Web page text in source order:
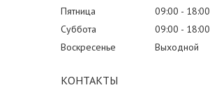
Пятница
09:00
18:00
Суббота
09:00
18:00
Воскресенье
Выходной
КОНТАКТЫ